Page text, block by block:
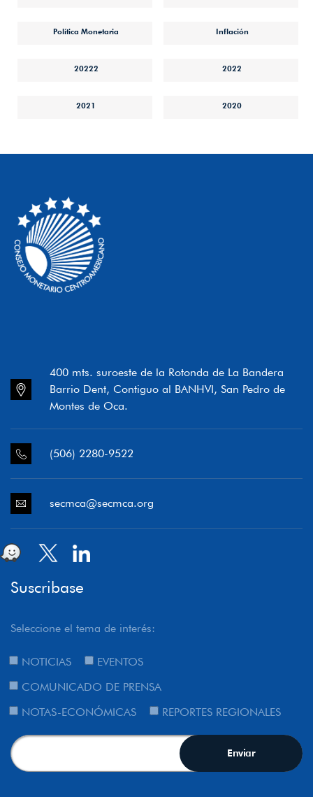
Política Monetaria Inflación
20222 2022
2021 2020
400 mts. suroeste de la Rotonda de La Bandera
Barrio Dent, Contiguo al BANHVI, San Pedro de
Montes de Oca.
(506) 2280-9522
secmca@secmca.org
Suscribase
Seleccione el tema de interés:
NOTICIAS
EVENTOS
COMUNICADO DE PRENSA
NOTAS-ECONÓMICAS
REPORTES REGIONALES